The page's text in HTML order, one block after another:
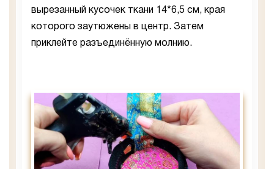
вырезанный кусочек ткани 14*6,5 см, края
которого заутюжены в центр. Затем
приклейте разъединённую молнию.